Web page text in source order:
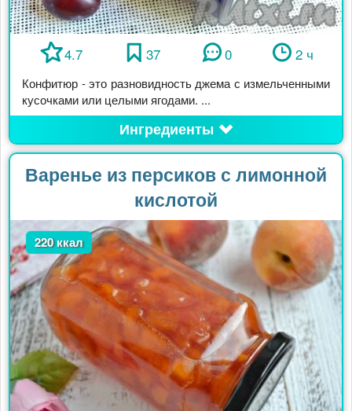
4.7 37 0 2 ч
Конфитюр - это разновидность джема с измельченными
кусочками или целыми ягодами. ...
Ингредиенты
Варенье из персиков с лимонной
кислотой
220 ккал